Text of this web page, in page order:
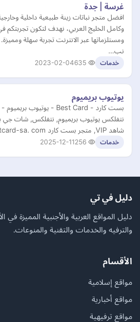
غرسة | جدة
افضل متجر نباتات زينة طبيعية داخلية
وكامل الخليج العربي، نهدف لتكون تجربتكم
ومستلزماتها عبر الانترنت تجربة سهلة
نب…
خدمات 2023-02-04
يوتيوب بريميوم
شاهد VIP, متجر بست كارد https://bestcard-sa. com
خدمات 2025-12-11
دليل في تي
دليل المواقع العربية والأجنبية المميزة في
والترفيه والخدمات والتقنية والمنوعات.
الأقسام
مواقع إسلامية
مواقع أخبارية
مواقع ترفيهية